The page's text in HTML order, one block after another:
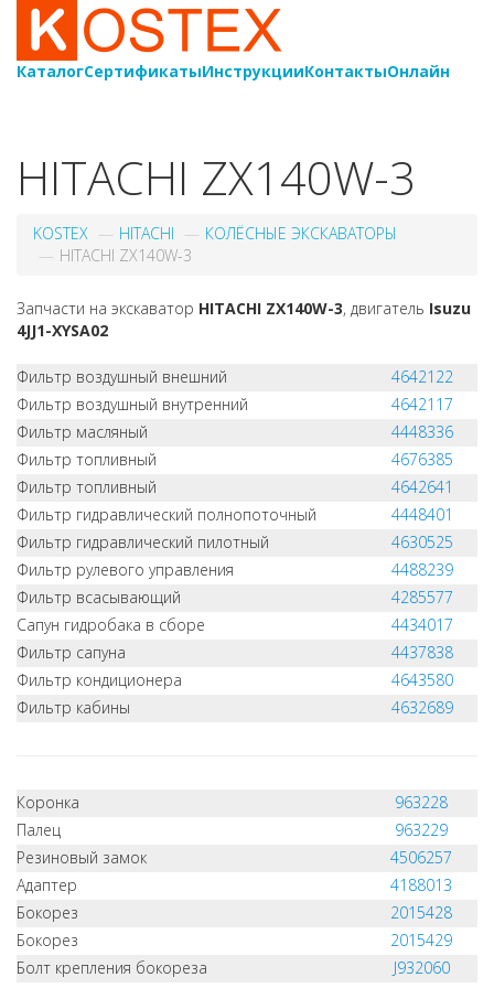
КаталогСертификатыИнструкцииКонтактыОнлайн
HITACHI ZX140W-3
KOSTEX HITACHI
КОЛЁСНЫЕ ЭКСКАВАТОРЫ
HITACHI ZX140W-3
Запчасти на экскаватор HITACHI ZX140W-3, двигатель Isuzu
4JJ1-XYSA02
Фильтр воздушный внешний
4642122
Фильтр воздушный внутренний
4642117
Фильтр масляный
4448336
Фильтр топливный
4676385
Фильтр топливный
4642641
Фильтр гидравлический полнопоточный
4448401
Фильтр гидравлический пилотный
4630525
Фильтр рулевого управления
4488239
Фильтр всасывающий
4285577
Сапун гидробака в сборе
4434017
Фильтр сапуна
4437838
Фильтр кондиционера
4643580
Фильтр кабины
4632689
Коронка
963228
Палец
963229
Резиновый замок
4506257
Адаптер
4188013
Бокорез
2015428
Бокорез
2015429
Болт крепления бокореза
J932060